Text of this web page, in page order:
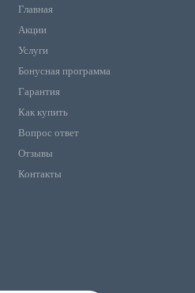
Главная
Акции
Услуги
Бонусная программа
Гарантия
Как купить
Вопрос ответ
Отзывы
Контакты